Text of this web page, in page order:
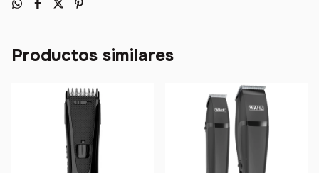
Productos similares